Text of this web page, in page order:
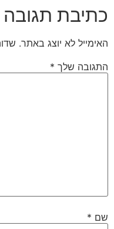
כתיבת תגובה
האימייל לא יוצג באתר.
התגובה שלך *
שם *